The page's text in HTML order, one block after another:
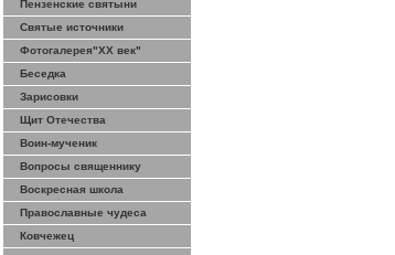
Пензенские святыни
Святые источники
Фотогалерея"ХХ век"
Беседка
Зарисовки
Щит Отечества
Воин-мученик
Вопросы священнику
Воскресная школа
Православные чудеса
Ковчежец